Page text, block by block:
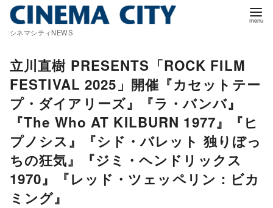
シネマシティNEWS
立川直樹 PRESENTS「ROCK FILM
FESTIVAL 2025」開催『カセットテー
プ・ダイアリーズ』『ラ・バンバ』
『The Who AT KILBURN 1977』『ヒ
プノシス』『シド・バレット 独りぼっ
ちの狂気』『ジミ・ヘンドリックス
1970』『レッド・ツェッペリン：ビカ
ミング』